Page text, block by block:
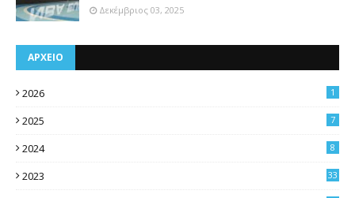
Δεκέμβριος 03, 2025
ΑΡΧΕΙΟ
2026 1
2025 7
2024 8
2023 33